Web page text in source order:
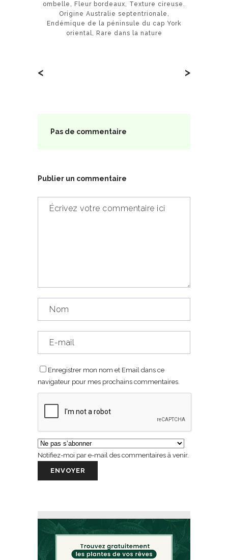
ombelle, Fleur bordeaux, Texture cireuse.
Origine Australie septentrionale,
Endémique de la péninsule du cap York
oriental, Rare dans la nature
< >
Pas de commentaire
Publier un commentaire
Enregistrer mon nom et Email dans ce
navigateur pour mes prochains commentaires.
Notifiez-moi par e-mail des commentaires à venir.